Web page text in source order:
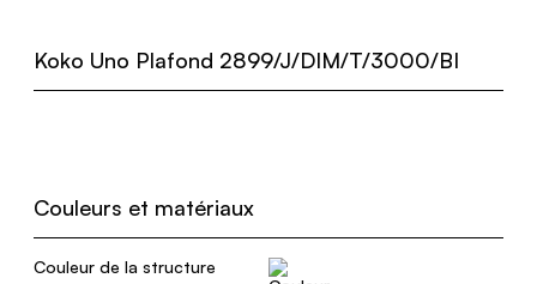
Koko Uno Plafond 2899/J/DIM/T/3000/BI
Couleurs et matériaux
Couleur de la structure